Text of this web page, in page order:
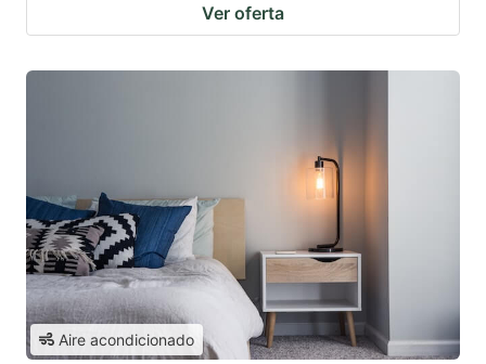
Ver oferta
Aire acondicionado